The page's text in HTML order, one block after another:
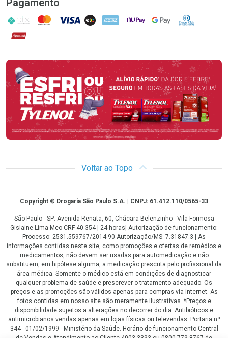
Pagamento
PIX MasterCard
VISA ELO AMEX NuPay Google PayDiners Club
Hipercard
Promoção em Destaque
Voltar ao Topo
CopyrightCopyright © Drogaria São Paulo S.A. | CNPJ: 61.412.110/0565-33
São Paulo - SP: Avenida Renata, 60, Chácara Belenzinho - Vila Formosa
Gislaine Lima Meo CRF 40.354 | 24 horas| Autorização de funcionamento:
Processo: 2531.559767/2014-90 Autorização/MS: 7.31847.3 | As
informações contidas neste site, como promoções e ofertas de remédios e
medicamentos, não devem ser usadas para automedicação e não
substituem, em hipótese alguma, a medicação prescrita pelo profissional da
área médica. Somente o médico está em condições de diagnosticar
qualquer problema de saúde e prescrever o tratamento adequado. Os
preços e as promoções são válidos apenas para compras via internet. As
fotos contidas em nosso site são meramente ilustrativas. *Preços e
disponibilidade sujeitos a alterações no decorrer do dia. Antibióticos e
antimicrobianos vendas apenas em lojas físicas ou televendas. Portaria nº
344 - 01/02/1999 - Ministério da Saúde. Horário de funcionamento Central
de Vendas e Atendimento ao Cliente 4003 3393 ou 0800 779 8767 de